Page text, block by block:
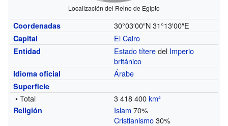
Localización del Reino de Egipto
Coordenadas 30°03′00″N 31°13′00″E
Capital El Cairo
Entidad Estado títeredel Imperio
británico
Idioma oficial Árabe
Superficie
• Total 3 418 400km²
Religión Islam 70%
Cristianismo30%